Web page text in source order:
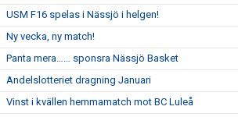
USM F16 spelas i Nässjö i helgen!
Ny vecka, ny match!
Panta mera…… sponsra Nässjö Basket
Andelslotteriet dragning Januari
Vinst i kvällen hemmamatch mot BC Luleå